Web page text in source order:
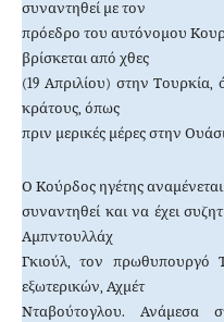
συναντηθεί με τον
πρόεδρο του αυτόνομου
βρίσκεται από χθες
(19 Απριλίου) στην Τουρκία,
κράτους, όπως
πριν μερικές μέρες στην
Ο Κούρδος ηγέτης
συναντηθεί και να έχει
Αμπντουλλάχ
Γκιούλ, τον πρωθυπουργό
εξωτερικών, Αχμέτ
Νταβούτογλου. Ανάμεσα